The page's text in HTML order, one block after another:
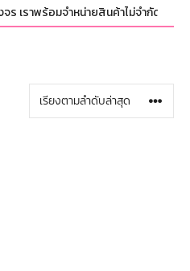
ราพร้อมจำหน่ายสินค้าไม่จำกัดจำนว